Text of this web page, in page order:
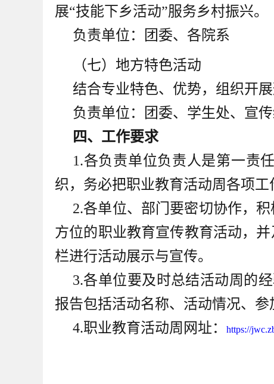
展“技能下乡活动”服务乡村振兴。
负责单位：团委、各院系
（七）地方特色活动
结合专业特色、优势，组织开
负责单位：团委、学生处、宣
四、工作要求
1.各负责单位负责人是第一责
织，务必把职业教育活动周各项工
2.各单位、部门要密切协作，
方位的职业教育宣传教育活动，
栏进行活动展示与宣传。
3.各单位要及时总结活动周的
报告包括活动名称、活动情况、
4.职业教育活动周网址：
https://